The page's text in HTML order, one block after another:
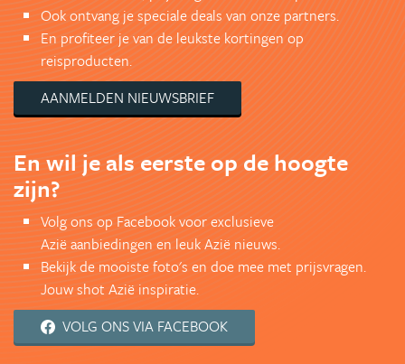
Ook ontvang je speciale deals van onze partners.
En profiteer je van de leukste kortingen op
reisproducten.
AANMELDEN NIEUWSBRIEF
En wil je als eerste op de hoogte
zijn?
Volg ons op Facebook voor exclusieve
Azië aanbiedingen en leuk Azië nieuws.
Bekijk de mooiste foto's en doe mee met prijsvragen.
Jouw shot Azië inspiratie.
VOLG ONS VIA FACEBOOK